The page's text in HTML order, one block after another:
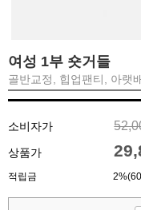
여성 1부 숏거들
골반교정, 힙업팬티, 아랫
소비자가
상품가
적립금